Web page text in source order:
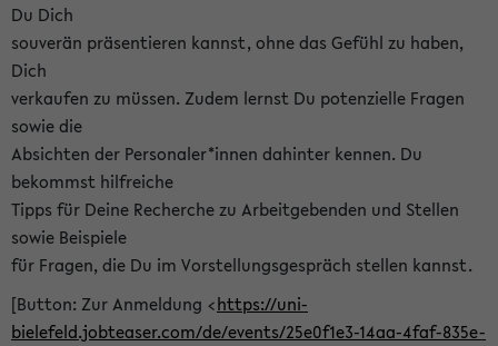
Du Dich
souverän präsentieren kannst, ohne das Gefühl zu haben,
Dich
verkaufen zu müssen. Zudem lernst Du potenzielle Fragen
sowie die
Absichten der Personaler*innen dahinter kennen. Du
bekommst hilfreiche
Tipps für Deine Recherche zu Arbeitgebenden und Stellen
sowie Beispiele
für Fragen, die Du im Vorstellungsgespräch stellen kannst.
[Button: Zur Anmeldung <https://uni-
bielefeld.jobteaser.com/de/events/25e0f1e3-14aa-4faf-835e-